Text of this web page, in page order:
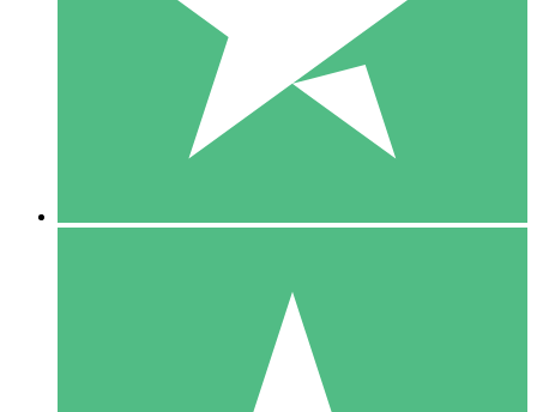
1 Téléchargement
10 00
10 Téléchargements
20 00